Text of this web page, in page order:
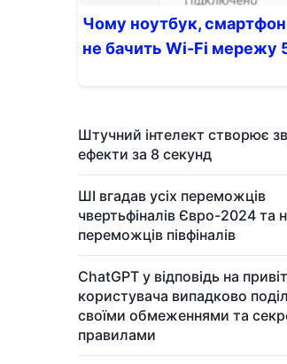
Чому ноутбук,
не бачить Wi-Fi мережу
Штучний інтелект створює
ефекти за 8 секунд
ШІ вгадав усіх переможців
чвертьфіналів Євро-2024 та
переможців півфіналів
ChatGPT у відповідь на
користувача випадково
своїми обмеженнями та
правилами